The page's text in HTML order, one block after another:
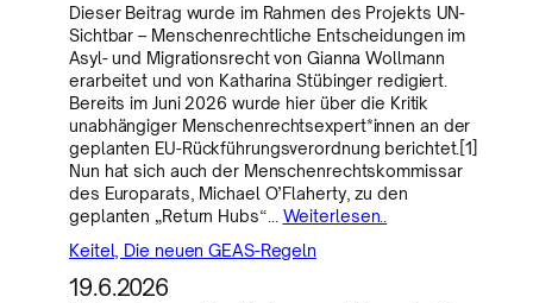
Dieser Beitrag wurde im Rahmen des Projekts UN-
Sichtbar – Menschenrechtliche Entscheidungen im
Asyl- und Migrationsrecht von Gianna Wollmann
erarbeitet und von Katharina Stübinger redigiert.
Bereits im Juni 2026 wurde hier über die Kritik
unabhängiger Menschenrechtsexpert*innen an der
geplanten EU-Rückführungsverordnung berichtet.[1]
Nun hat sich auch der Menschenrechtskommissar
des Europarats, Michael O’Flaherty, zu den
geplanten „Return Hubs“… Weiterlesen..
Keitel, Die neuen GEAS-Regeln
19.6.2026